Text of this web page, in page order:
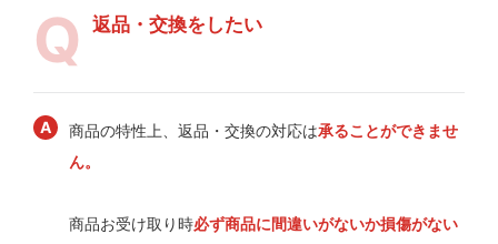
返品・交換をしたい
商品の特性上、返品・交換の対応は承ることができませ
ん。
商品お受け取り時必ず商品に間違いがないか損傷がない